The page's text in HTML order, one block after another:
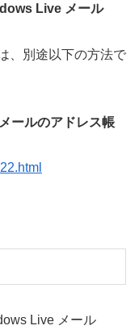
Live メール
、別途以下の方法で
ールのアドレス帳
Live メール